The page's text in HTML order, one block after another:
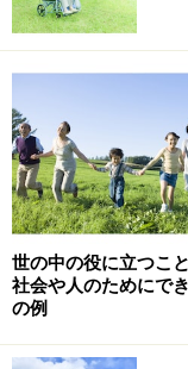
世の中の役に立つこ
社会や人のためにで
の例